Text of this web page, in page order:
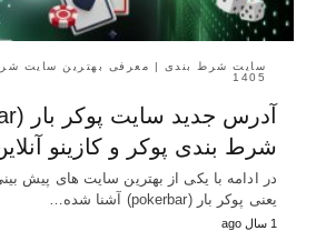
سایت شرط بندی | معرفی بهترین سایت شرط
1405
شرط بندی پوکر و کازینو
در ادامه با یکی از بهترین سایت های پیش
یعنی پوکر بار (pokerbar) آشنا شده…
1 سال ago